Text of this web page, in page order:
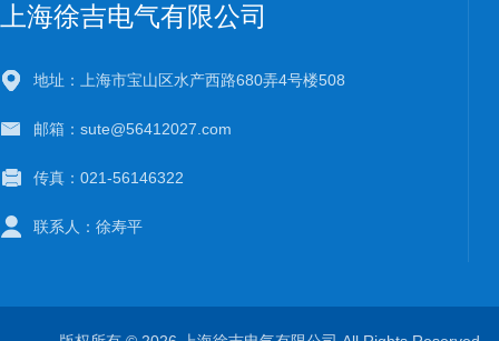
上海徐吉电气有限公司
地址：上海市宝山区水产西路680弄4号楼508
邮箱：sute@56412027.com
传真：021-56146322
联系人：徐寿平